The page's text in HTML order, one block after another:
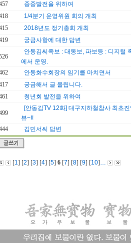
종중발전을 위하여
1/4분기 운영위원 회의 개최
2018년도 정기총회 개최
궁금사항에 대한 답변
안동김씨족보 : 대동보, 파보등 : 디지털
에서 운영.
안동화수회장의 임기를 마치면서
궁금해서 글 올립니다.
청년회 발전을 위하여
[안동김TV 12화] 대구지하철참사 최초
뷰~!!
김민서씨 답변
[1] [2] [3] [4] [5] 6 [7] [8] [9] [10]…